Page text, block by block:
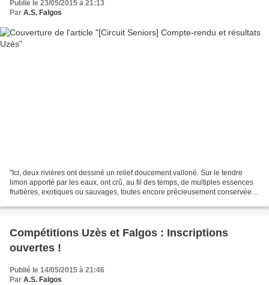
Publié le 23/05/2015 à 21:13
Par A.S. Falgos
"Ici, deux rivières ont dessiné un relief doucement valloné. Sur le tendre
limon apporté par les eaux, ont crû, au fil des temps, de multiples essences
fruitières, exotiques ou sauvages, toutes encore précieusement conservées.
Compétitions Uzès et Falgos : Inscriptions
ouvertes !
Publié le 14/05/2015 à 21:46
Par A.S. Falgos